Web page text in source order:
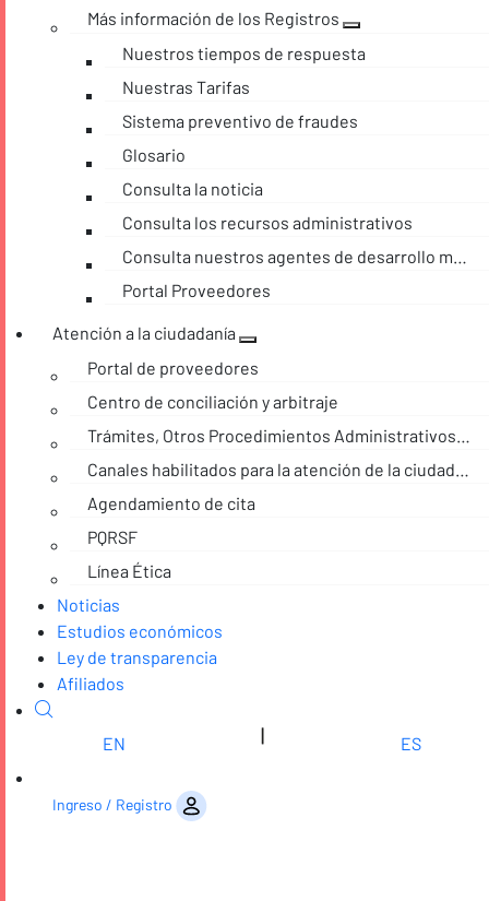
Más información de los Registros
Nuestros tiempos de respuesta
Nuestras Tarifas
Sistema preventivo de fraudes
Glosario
Consulta la noticia
Consulta los recursos administrativos
Consulta nuestros agentes de desarrollo móvil
Portal Proveedores
Atención a la ciudadanía
Portal de proveedores
Centro de conciliación y arbitraje
Trámites, Otros Procedimientos Administrativos y consultas de acceso a información pública
Canales habilitados para la atención de la ciudadanía
Agendamiento de cita
PQRSF
Línea Ética
Noticias
Estudios económicos
Ley de transparencia
Afiliados
EN |
ES
Ingreso / Registro